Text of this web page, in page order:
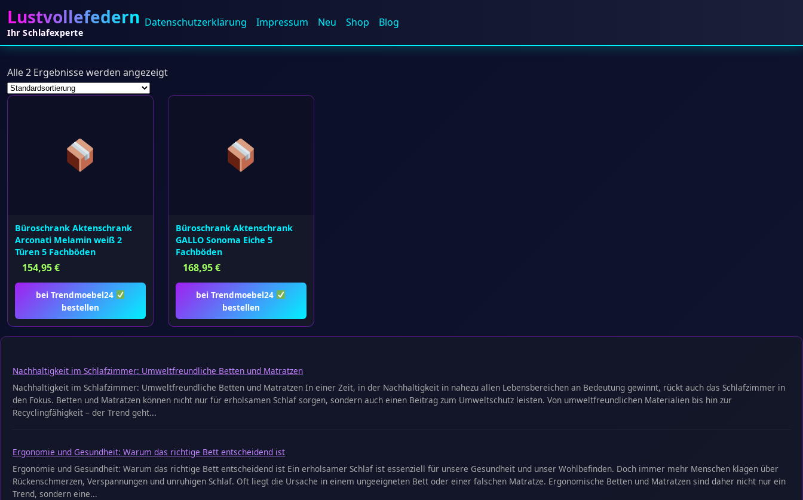
Lustvollefedern
Ihr Schlafexperte
Datenschutz­erklärung Impressum Neu Shop Blog
Alle 2 Ergebnisse werden angezeigt
Büroschrank Aktenschrank
Arconati Melamin weiß 2
Türen 5 Fachböden
154,95€
bei Trendmoebel24
bestellen
Büroschrank Aktenschrank
GALLO Sonoma Eiche 5
Fachböden
168,95€
bei Trendmoebel24
bestellen
Nachhaltigkeit im Schlafzimmer: Umweltfreundliche Betten und Matratzen
Nachhaltigkeit im Schlafzimmer: Umweltfreundliche Betten und Matratzen In einer Zeit, in der Nachhaltigkeit in nahezu allen Lebensbereichen an Bedeutung gewinnt, rückt auch das Schlafzimmer in
den Fokus. Betten und Matratzen können nicht nur für erholsamen Schlaf sorgen, sondern auch einen Beitrag zum Umweltschutz leisten. Von umweltfreundlichen Materialien bis hin zur
Recyclingfähigkeit – der Trend geht...
Ergonomie und Gesundheit: Warum das richtige Bett entscheidend ist
Ergonomie und Gesundheit: Warum das richtige Bett entscheidend ist Ein erholsamer Schlaf ist essenziell für unsere Gesundheit und unser Wohlbefinden. Doch immer mehr Menschen klagen über
Rückenschmerzen, Verspannungen und unruhigen Schlaf. Oft liegt die Ursache in einem ungeeigneten Bett oder einer falschen Matratze. Ergonomische Betten und Matratzen sind daher nicht nur ein
Trend, sondern eine...